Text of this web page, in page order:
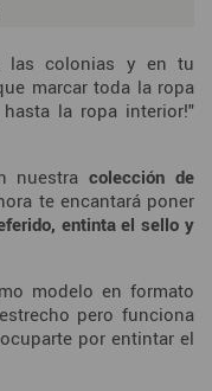
las colonias y en tu
marcar toda la ropa
la ropa interior!"
nuestracolección de
te encantará poner
entinta el sello y
modelo en formato
pero funciona
por entintar el